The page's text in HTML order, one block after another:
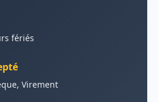
fériés
Virement